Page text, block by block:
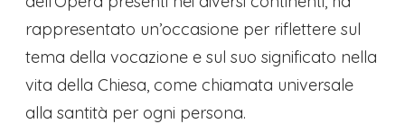
rappresentato un’occasione per riflettere sul
tema della vocazione e sul suo significato nella
vita della Chiesa, come chiamata universale
alla santità per ogni persona.